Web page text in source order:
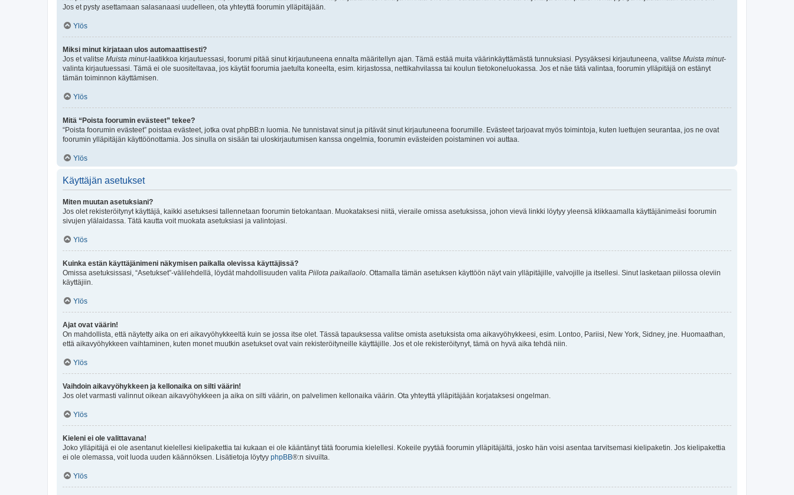
Jos et pysty asettamaan salasanaasi uudelleen, ota yhteyttä foorumin ylläpitäjään.
Ylös
Miksi minut kirjataan ulos automaattisesti?
Jos et valitse Muista minut-laatikkoa kirjautuessasi, foorumi pitää sinut kirjautuneena ennalta määritellyn ajan. Tämä estää muita väärinkäyttämästä tunnuksiasi. Pysyäksesi kirjautuneena, valitse Muista minut-
valinta kirjautuessasi. Tämä ei ole suositeltavaa, jos käytät foorumia jaetulta koneelta, esim. kirjastossa, nettikahvilassa tai koulun tietokoneluokassa. Jos et näe tätä valintaa, foorumin ylläpitäjä on estänyt
tämän toiminnon käyttämisen.
Ylös
Mitä “Poista foorumin evästeet” tekee?
“Poista foorumin evästeet” poistaa evästeet, jotka ovat phpBB:n luomia. Ne tunnistavat sinut ja pitävät sinut kirjautuneena foorumille. Evästeet tarjoavat myös toimintoja, kuten luettujen seurantaa, jos ne ovat
foorumin ylläpitäjän käyttöönottamia. Jos sinulla on sisään tai uloskirjautumisen kanssa ongelmia, foorumin evästeiden poistaminen voi auttaa.
Ylös
Käyttäjän asetukset
Miten muutan asetuksiani?
Jos olet rekisteröitynyt käyttäjä, kaikki asetuksesi tallennetaan foorumin tietokantaan. Muokataksesi niitä, vieraile omissa asetuksissa, johon vievä linkki löytyy yleensä klikkaamalla käyttäjänimeäsi foorumin
sivujen ylälaidassa. Tätä kautta voit muokata asetuksiasi ja valintojasi.
Ylös
Kuinka estän käyttäjänimeni näkymisen paikalla olevissa käyttäjissä?
Omissa asetuksissasi, “Asetukset”-välilehdellä, löydät mahdollisuuden valita Piilota paikallaolo. Ottamalla tämän asetuksen käyttöön näyt vain ylläpitäjille, valvojille ja itsellesi. Sinut lasketaan piilossa oleviin
käyttäjiin.
Ylös
Ajat ovat väärin!
On mahdollista, että näytetty aika on eri aikavyöhykkeeltä kuin se jossa itse olet. Tässä tapauksessa valitse omista asetuksista oma aikavyöhykkeesi, esim. Lontoo, Pariisi, New York, Sidney, jne. Huomaathan,
että aikavyöhykkeen vaihtaminen, kuten monet muutkin asetukset ovat vain rekisteröityneille käyttäjille. Jos et ole rekisteröitynyt, tämä on hyvä aika tehdä niin.
Ylös
Vaihdoin aikavyöhykkeen ja kellonaika on silti väärin!
Jos olet varmasti valinnut oikean aikavyöhykkeen ja aika on silti väärin, on palvelimen kellonaika väärin. Ota yhteyttä ylläpitäjään korjataksesi ongelman.
Ylös
Kieleni ei ole valittavana!
Joko ylläpitäjä ei ole asentanut kielellesi kielipakettia tai kukaan ei ole kääntänyt tätä foorumia kielellesi. Kokeile pyytää foorumin ylläpitäjältä, josko hän voisi asentaa tarvitsemasi kielipaketin. Jos kielipakettia
ei ole olemassa, voit luoda uuden käännöksen. Lisätietoja löytyy phpBB®:n sivuilta.
Ylös